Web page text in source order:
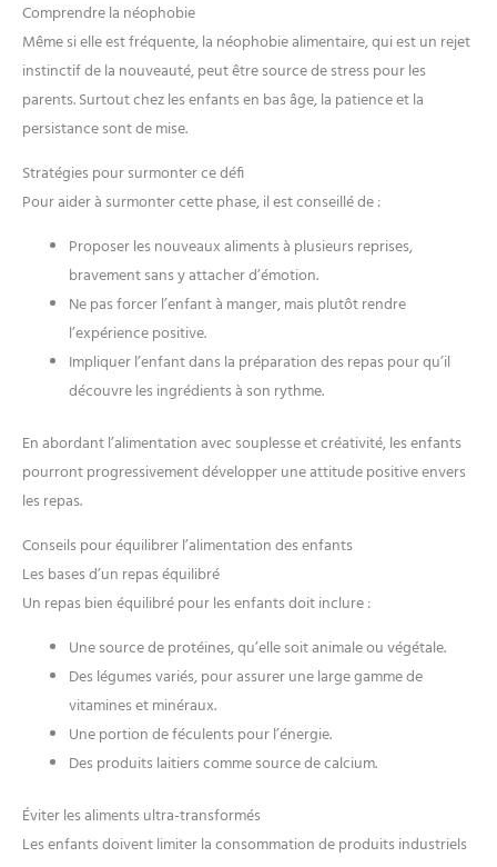
Comprendre la néophobie
Même si elle est fréquente, la néophobie alimentaire, qui est un rejet
instinctif de la nouveauté, peut être source de stress pour les
parents. Surtout chez les enfants en bas âge, la patience et la
persistance sont de mise.
Stratégies pour surmonter ce défi
Pour aider à surmonter cette phase, il est conseillé de :
Proposer les nouveaux aliments à plusieurs reprises,
bravement sans y attacher d’émotion.
Ne pas forcer l’enfant à manger, mais plutôt rendre
l’expérience positive.
Impliquer l’enfant dans la préparation des repas pour qu’il
découvre les ingrédients à son rythme.
En abordant l’alimentation avec souplesse et créativité, les enfants
pourront progressivement développer une attitude positive envers
les repas.
Conseils pour équilibrer l’alimentation des enfants
Les bases d’un repas équilibré
Un repas bien équilibré pour les enfants doit inclure :
Une source de protéines, qu’elle soit animale ou végétale.
Des légumes variés, pour assurer une large gamme de
vitamines et minéraux.
Une portion de féculents pour l’énergie.
Des produits laitiers comme source de calcium.
Éviter les aliments ultra-transformés
Les enfants doivent limiter la consommation de produits industriels